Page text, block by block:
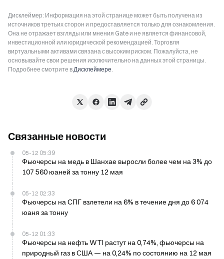
Дисклеймер: Информация на этой странице может быть получена из
источников третьих сторон и предоставляется только для ознакомления.
Она не отражает взгляды или мнения Gate и не является финансовой,
инвестиционной или юридической рекомендацией. Торговля
виртуальными активами связана с высоким риском. Пожалуйста, не
основывайте свои решения исключительно на данных этой страницы.
Подробнее смотрите вДисклеймере.
Связанные новости
05-12 05:39
Фьючерсы на медь в Шанхае выросли более чем на 3% до
107 560 юаней за тонну 12 мая
05-12 02:33
Фьючерсы на СПГ взлетели на 6% в течение дня до 6 074
юаня за тонну
05-12 01:33
Фьючерсы на нефть WTI растут на 0,74%, фьючерсы на
природный газ в США — на 0,24% по состоянию на 12 мая